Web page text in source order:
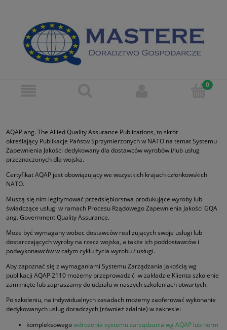
AQAP ang. The Allied Quality Assurance Publications, to skrót
określający Publikacje Państw Sprzymierzonych w NATO na temat Systemu
Zapewnienia Jakości dedykowany dla dostawców wyrobów i/lub usług
przeznaczonych dla wojska.
Certyfikat AQAP jest obowiązujący we wszystkich krajach członkowskich
NATO.
Muszą się nim legitymować przedsiębiorstwa produkujące wyroby lub
świadczące usługi w ramach Procesu Rządowego Zapewnienia Jakości GQA
ang. Government Quality Assurance.
Może być wymagany wobec dostawców realizujących swoje usługi lub
dostarczających wyroby na rzecz wojska, a także ich poddostawców i
podwykonawców w całym cyklu życia wyrobu / usługi.
Aby zapoznać się z wymaganiami Systemu Zarządzania Jakością wg
publikacji AQAP 2110 możemy przeprowadzić w zakładzie Klienta szkolenie
zamknięte lub zapraszamy do udziału w naszych szkoleniach otwartych.
Po szkoleniu, na indywidualnych zasadach możemy zaoferować wykonanie
dedykowanych usług doradczych (również zdalnie) w zakresie:
kompleksowegowdrożenia systemu zarządzania wg AQAP lub norm